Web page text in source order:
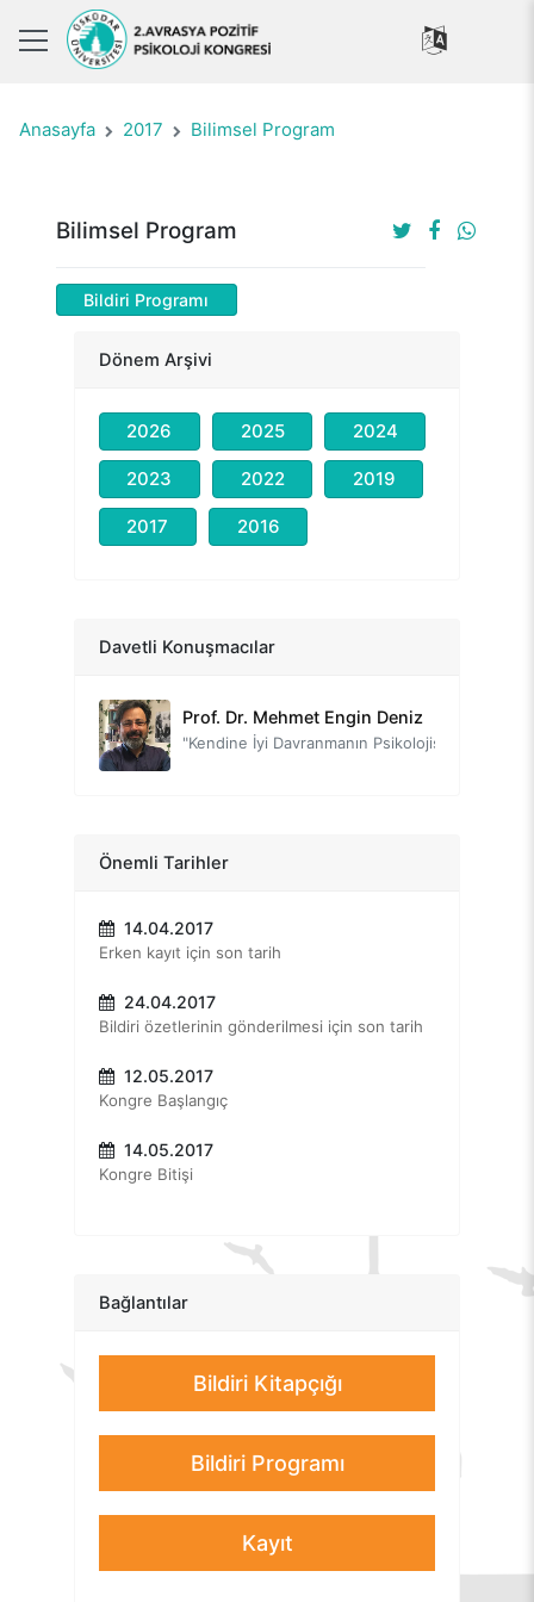
Anasayfa 2017 Bilimsel Program
Bilimsel Program
Bildiri Programı
Dönem Arşivi
2026 2025 2024
2023 2022 2019
2017 2016
Davetli Konuşmacılar
Prof. Dr. Ahmet İnam
Prof. Dr. Mehmet Engin Deniz
Dr. Louise Lambert
Prof. Dr. Aşkın Keser
"İş Yaşamında Pozitif Psikoloji"
Dr. Oytun Erbaş
"Aşk ve İlişkilerin Nörobiyolojisi"
Prof. Dr. Ahmet Çelikkol
"Egzersiz ve Pozitif Ruh Sağlığı "
Dr. Tuğba Sarı
Önemli Tarihler
14.04.2017
Erken kayıt için son tarih
24.04.2017
Bildiri özetlerinin gönderilmesi için son tarih
12.05.2017
Kongre Başlangıç
14.05.2017
Kongre Bitişi
Bağlantılar
Bildiri Kitapçığı
Bildiri Programı
Kayıt